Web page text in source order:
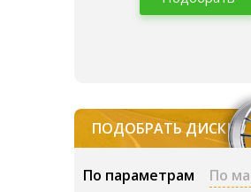
ПОДОБРАТЬ ДИСКИ
По параметрам По